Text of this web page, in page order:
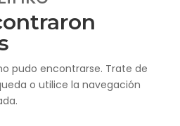
pudo encontrarse. Trate de
o utilice la navegación